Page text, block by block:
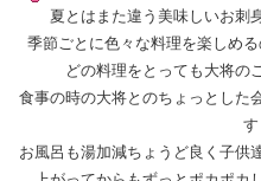
夏とはまた違う美味しいお刺
季節ごとに色々な料理を楽しめ
どの料理をとっても大将の
食事の時の大将とのちょっとした
す
お風呂も湯加減ちょうど良く子供